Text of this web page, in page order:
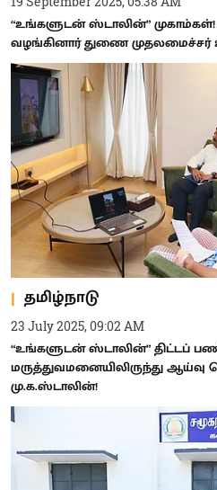
“உங்களுடன் ஸ்டாலின்” முகாம்கள்!
வழங்கினார் துணை முதலமைச்சர்
தமிழ்நாடு
23 July 2025, 09:02 AM
“உங்களுடன் ஸ்டாலின்” திட்டப்
மருத்துவமனையிலிருந்து
மு.க.ஸ்டாலின்!